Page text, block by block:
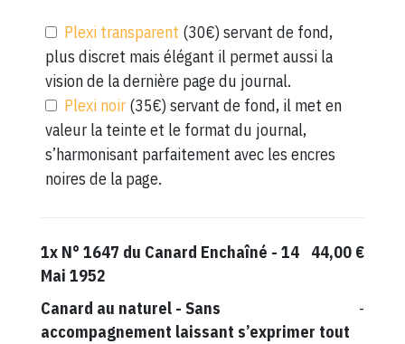
Plexi transparent (30€) servant de fond,
plus discret mais élégant il permet aussi la
vision de la dernière page du journal.
Plexi noir (35€) servant de fond, il met en
valeur la teinte et le format du journal,
s’harmonisant parfaitement avec les encres
noires de la page.
1x N° 1647 du Canard Enchaîné - 14
Mai 1952
44,00 €
Canard au naturel- Sans
accompagnement laissant s’exprimer tout
-